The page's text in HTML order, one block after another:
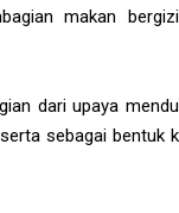
makan
dari upaya
sebagai bentuk